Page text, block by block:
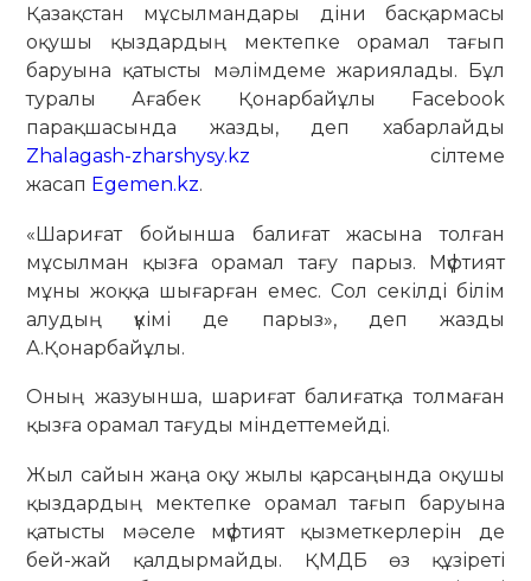
Қазақстан мұсылмандары діни басқармасы
оқушы қыздардың мектепке орамал тағып
баруына қатысты мәлімдеме жариялады. Бұл
туралы Ағабек Қонарбайұлы Facebook
парақшасында жазды, деп хабарлайды
Zhalagash-zharshysy.kz сілтеме
жасап Egemen.kz.
«Шариғат бойынша балиғат жасына толған
мұсылман қызға орамал тағу парыз. Мүфтият
мұны жоққа шығарған емес. Сол секілді білім
алудың үкімі де парыз», деп жазды
А.Қонарбайұлы.
Оның жазуынша, шариғат балиғатқа толмаған
қызға орамал тағуды міндеттемейді.
Жыл сайын жаңа оқу жылы қарсаңында оқушы
қыздардың мектепке орамал тағып баруына
қатысты мәселе мүфтият қызметкерлерін де
бей-жай қалдырмайды. ҚМДБ өз құзіреті